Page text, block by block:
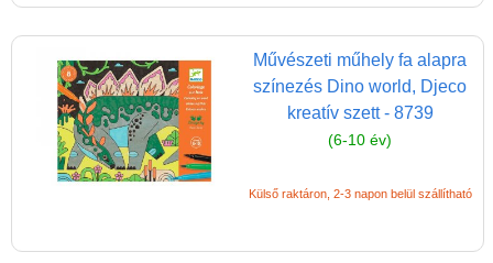
Művészeti műhely fa alapra
színezés Dino world, Djeco
kreatív szett - 8739
(6-10 év)
Külső raktáron, 2-3 napon belül szállítható
Adatkezelés
Szállítási költség 1490 Ft-tól,
1-3 munkanapos kiszállítás